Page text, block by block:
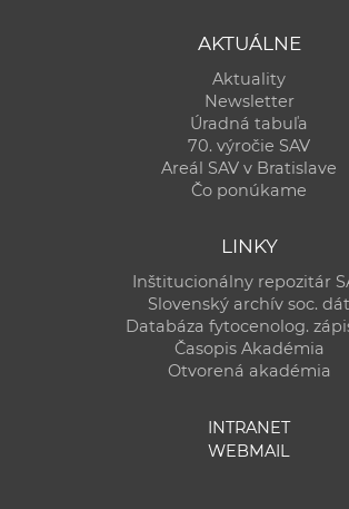
AKTUÁLNE
Aktuality
Newsletter
Úradná tabuľa
70. výročie SAV
Areál SAV v Bratislave
Čo ponúkame
LINKY
Inštitucionálny repozitár
Slovenský archív soc. dát
Databáza fytocenolog.
Časopis Akadémia
Otvorená akadémia
INTRANET
WEBMAIL